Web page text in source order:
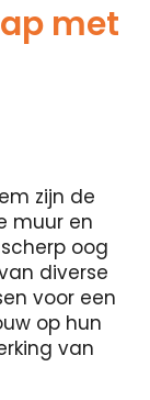
met
zijn de
muur en
oog
diverse
voor een
op hun
van